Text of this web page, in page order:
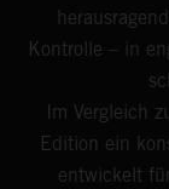
Kontrolle – in
Im Vergleich
Edition ein
entwickelt